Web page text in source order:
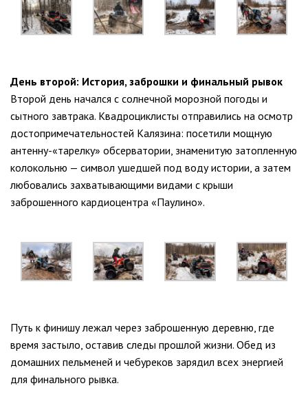
День второй: История, заброшки и финальный рывок
Второй день начался с солнечной морозной погоды и
сытного завтрака. Квадроциклисты отправились на осмотр
достопримечательностей Калязина: посетили мощную
антенну-«тарелку» обсерватории, знаменитую затопленную
колокольню — символ ушедшей под воду истории, а затем
любовались захватывающими видами с крыши
заброшенного кардиоцентра «Паулино».
Путь к финишу лежал через заброшенную деревню, где
время застыло, оставив следы прошлой жизни. Обед из
домашних пельменей и чебуреков зарядил всех энергией
для финального рывка.